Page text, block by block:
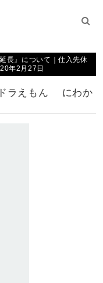
長』について｜仕入先休
年2月27日
ラえもん にわか